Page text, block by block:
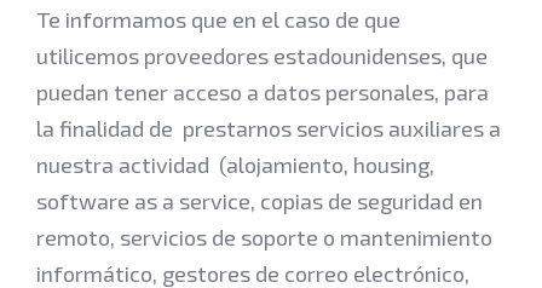
Te informamos que en el caso de que
utilicemos proveedores estadounidenses, que
puedan tener acceso a datos personales, para
la finalidad de prestarnos servicios auxiliares a
nuestra actividad (alojamiento, housing,
software as a service, copias de seguridad en
remoto, servicios de soporte o mantenimiento
informático, gestores de correo electrónico,